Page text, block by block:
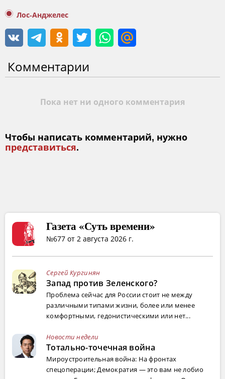
Лос-Анджелес
Комментарии
Пока нет ни одного комментария
Чтобы написать комментарий, нужно
представиться.
Газета «Суть времени»
№677 от 2 августа 2026 г.
Сергей Кургинян
Запад против Зеленского?
Проблема сейчас для России стоит не между
различными типами жизни, более или менее
комфортными, гедонистическими или нет...
Новости недели
Тотально-точечная война
Мироустроительная война: На фронтах
спецоперации; Демократия — это вам не лобио